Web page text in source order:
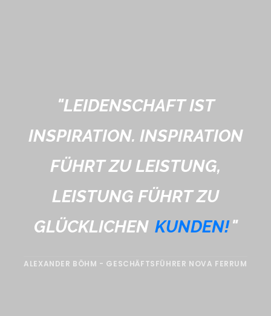
"LEIDENSCHAFT IST
INSPIRATION. INSPIRATION
FÜHRT ZU LEISTUNG,
LEISTUNG FÜHRT ZU
GLÜCKLICHEN KUNDEN!"
ALEXANDER BÖHM - GESCHÄFTSFÜHRER NOVA FERRUM